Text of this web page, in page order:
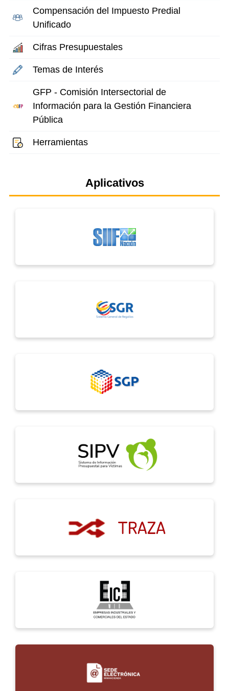
Compensación del Impuesto Predial
Unificado
Cifras Presupuestales
Temas de Interés
GFP - Comisión Intersectorial de
Información para la Gestión Financiera
Pública
Herramientas
Aplicativos